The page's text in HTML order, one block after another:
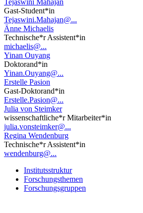
Gast-Student*in
Tejaswini.Mahajan@...
Änne Michaelis
Technische*r Assistent*in
michaelis@...
Yinan Ouyang
Doktorand*in
Yinan.Ouyang@...
Erstelle Pasion
Gast-Doktorand*in
Erstelle.Pasion@...
Julia von Steimker
wissenschaftliche*r Mitarbeiter*in
julia.vonsteimker@...
Regina Wendenburg
Technische*r Assistent*in
wendenburg@...
Institutsstruktur
Forschungsthemen
Forschungsgruppen